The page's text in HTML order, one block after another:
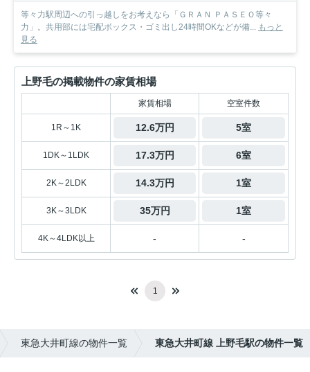
等々力駅周辺への引っ越しをお考えなら「ＧＲＡＮ ＰＡＳＥＯ等々
力」。共用部には宅配ボックス・ゴミ出し24時間OKなどが備... もっと
見る
上野毛の掲載物件の家賃相場
家賃相場 空室件数
1R～1K 12.6万円 5室
1DK～1LDK 17.3万円 6室
2K～2LDK 14.3万円 1室
3K～3LDK 35万円 1室
4K～4LDK以上 - -
1
東急大井町線の物件一覧 東急大井町線 上野毛駅の物件一覧